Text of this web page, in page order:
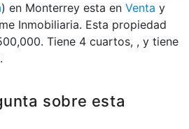
) en Monterrey esta en Venta y
Inmobiliaria. Esta propiedad
Tiene 4 сuartos, , y tiene
sobre esta